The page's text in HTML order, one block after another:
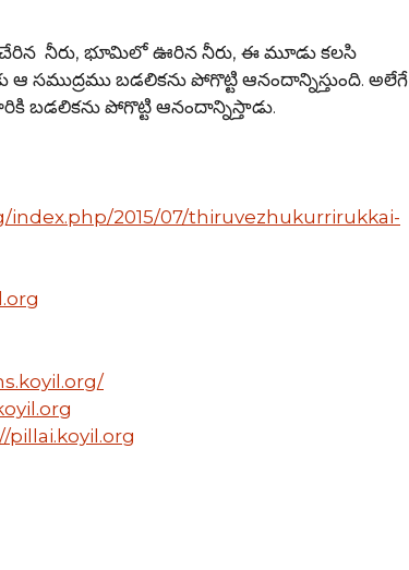
చేరిన నీరు, భూమిలో ఊరిన నీరు, ఈ మూడు కలసి
ఆ సముద్రము బడలికను పోగొట్టి ఆనందాన్నిస్తుంది. అలేగే
బడలికను పోగొట్టి ఆనందాన్నిస్తాడు.
index.php/2015/07/thiruvezhukurrirukkai-
pillai.koyil.org